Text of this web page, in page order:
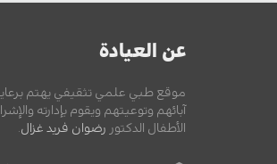
عن العيادة
موقع طبي علمي تثقيفي يهتم
آبائهم وتوعيتهم ويقوم بإدارته
الأطفال الدكتور رضوان فريد غزال.